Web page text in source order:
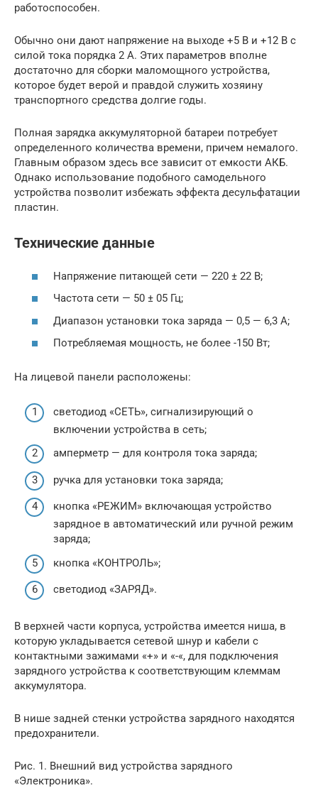
работоспособен.
Обычно они дают напряжение на выходе +5 В и +12 В с
силой тока порядка 2 А. Этих параметров вполне
достаточно для сборки маломощного устройства,
которое будет верой и правдой служить хозяину
транспортного средства долгие годы.
Полная зарядка аккумуляторной батареи потребует
определенного количества времени, причем немалого.
Главным образом здесь все зависит от емкости АКБ.
Однако использование подобного самодельного
устройства позволит избежать эффекта десульфатации
пластин.
Технические данные
Напряжение питающей сети — 220 ± 22 В;
Частота сети — 50 ± 05 Гц;
Диапазон установки тока заряда — 0,5 — 6,3 А;
Потребляемая мощность, не более -150 Вт;
На лицевой панели расположены:
светодиод «СЕТЬ», сигнализирующий о
включении устройства в сеть;
амперметр — для контроля тока заряда;
ручка для установки тока заряда;
кнопка «РЕЖИМ» включающая устройство
зарядное в автоматический или ручной режим
заряда;
кнопка «КОНТРОЛЬ»;
светодиод «ЗАРЯД».
В верхней части корпуса, устройства имеется ниша, в
которую укладывается сетевой шнур и кабели с
контактными зажимами «+» и «-«, для подключения
зарядного устройства к соответствующим клеммам
аккумулятора.
В нише задней стенки устройства зарядного находятся
предохранители.
Рис. 1. Внешний вид устройства зарядного
«Электроника».